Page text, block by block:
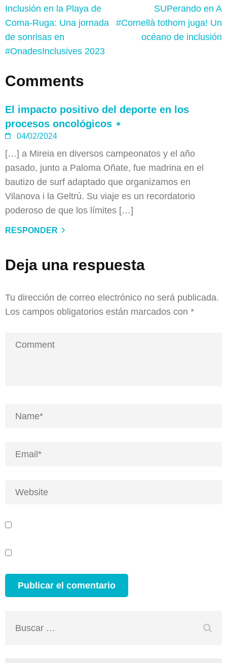
Navegación
de
entradas
Inclusión en la Playa de
Coma-Ruga: Una jornada
de sonrisas en
#OnadesInclusives 2023
SUPerando en A
#Cornellà tothom juga! Un
océano de inclusión
Comments
El impacto positivo del deporte en los
procesos oncológicos ⋆
04/02/2024
[…] a Mireia en diversos campeonatos y el año
pasado, junto a Paloma Oñate, fue madrina en el
bautizo de surf adaptado que organizamos en
Vilanova i la Geltrú. Su viaje es un recordatorio
poderoso de que los límites […]
RESPONDER
Deja una respuesta
Tu dirección de correo electrónico no será publicada.
Los campos obligatorios están marcados con *